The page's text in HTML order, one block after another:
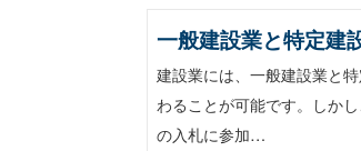
一般建設業と特定建
建設業には、一般建設業と
わることが可能です。しか
の入札に参加…